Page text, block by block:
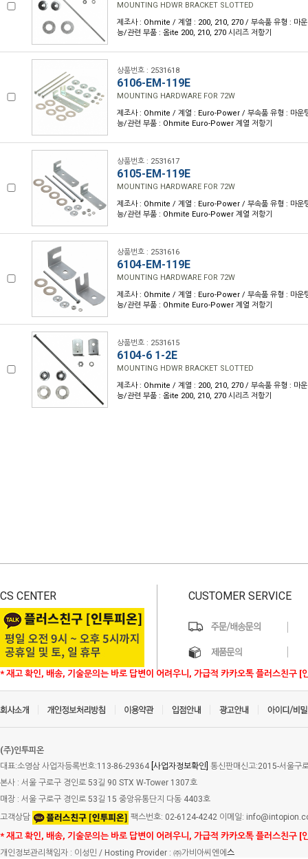
MOUNTING HDWR BRACKET SLOTTED
제조사 : Ohmite / 계열 : 200, 210, 270 / 부속품 유형 : 마
능/관련 부품 : 옴ite 200, 210, 270 시리즈 저항기
상품번호 : 2531618
6106-EM-119E
MOUNTING HARDWARE FOR 72W
제조사 : Ohmite / 계열 : Euro-Power / 부속품 유형 : 마운
능/관련 부품 : Ohmite Euro-Power 계열 저항기
상품번호 : 2531617
6105-EM-119E
MOUNTING HARDWARE FOR 72W
제조사 : Ohmite / 계열 : Euro-Power / 부속품 유형 : 마운
능/관련 부품 : Ohmite Euro-Power 계열 저항기
상품번호 : 2531616
6104-EM-119E
MOUNTING HARDWARE FOR 72W
제조사 : Ohmite / 계열 : Euro-Power / 부속품 유형 : 마운
능/관련 부품 : Ohmite Euro-Power 계열 저항기
상품번호 : 2531615
6104-6 1-2E
MOUNTING HDWR BRACKET SLOTTED
제조사 : Ohmite / 계열 : 200, 210, 270 / 부속품 유형 : 마
능/관련 부품 : 옴ite 200, 210, 270 시리즈 저항기
CS CENTER
* 재고 확인, 배송, 기술문의는 바로 답변이 어려우니, 가급적 카카오톡 플러스친구 [
CUSTOMER SERVICE
(주)인투피온
대표:소영삼 사업자등록번호:113-86-29364 [사업자정보확인] 통신판매신고:2015-서울구
본사 : 서울 구로구 경인로 53길 90 STX W-Tower 1307호
매장 : 서울 구로구 경인로 53길 15 중앙유통단지 다동 4403호
고객상담
팩스번호: 02-6124-4242 이메일:
* 재고 확인, 배송, 기술문의는 바로 답변이 어려우니, 가급적 카카오톡 플러스친구 [
개인정보관리책임자 : 이성민 / Hosting Provider : ㈜가비아씨엔에 스